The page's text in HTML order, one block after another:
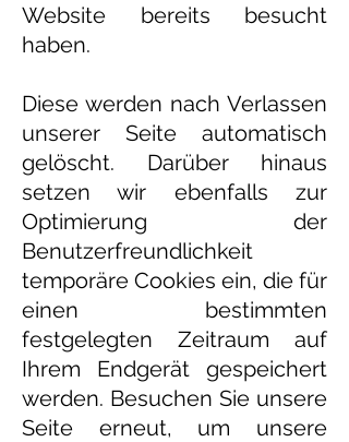
Website bereits besucht
haben.
Diese werden nach Verlassen
unserer Seite automatisch
gelöscht. Darüber hinaus
setzen wir ebenfalls zur
Optimierung der
Benutzerfreundlichkeit
temporäre Cookies ein, die für
einen bestimmten
festgelegten Zeitraum auf
Ihrem Endgerät gespeichert
werden. Besuchen Sie unsere
Seite erneut, um unsere